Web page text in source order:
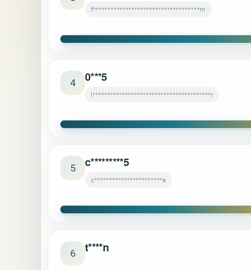
f************************************m
4 0***5
l****************************************r
5 c*********5
c***********************e
6 t****n